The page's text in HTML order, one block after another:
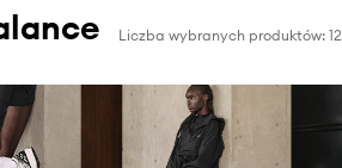
Liczba wybranych produktów: 12